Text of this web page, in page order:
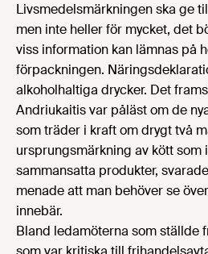
Livsmedelsmärkningen ska ge
men inte heller för mycket, det
viss information kan lämnas på
förpackningen.
alkoholhaltiga drycker. Det
Andriukaitis var påläst om de
som träder i kraft om drygt två
ursprungsmärkning av kött som
sammansatta produkter,
menade att man behöver se
innebär.
Bland ledamöterna som ställde